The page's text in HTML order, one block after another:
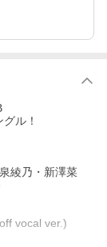
ル！
綾乃・新澤菜
vocal ver.)